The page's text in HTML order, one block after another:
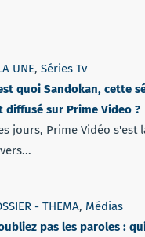
UNE, Séries Tv
quoi Sandokan, cette
diffusé sur Prime Video ?
jours, Prime Vidéo s'est
- THEMA, Médias
pas les paroles :